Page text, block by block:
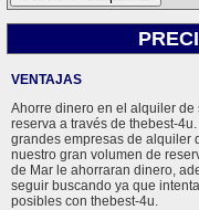
VENTAJAS
Ahorre dinero en el alquiler
reserva a través de thebest-
grandes empresas de alquiler
nuestro gran volumen de
de Mar le ahorraran dinero,
seguir buscando ya que
posibles con thebest-4u.